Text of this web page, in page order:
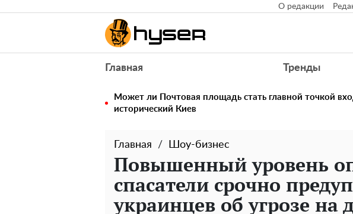
О редакции
Главная Тренды
Может ли Почтовая площадь стать главной точкой
исторический Киев
Главная Шоу-бизнес
Повышенный уровень
спасатели срочно
украинцев об угрозе на